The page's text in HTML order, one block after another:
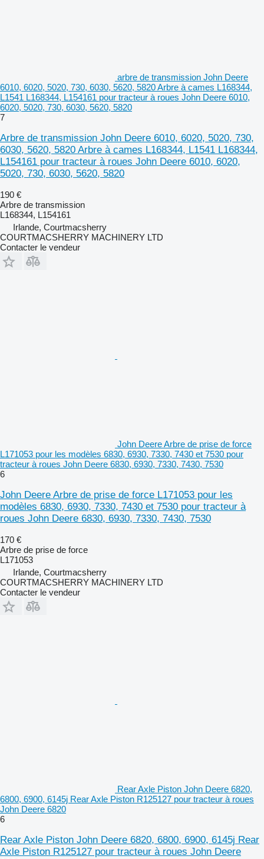
arbre de transmission John Deere
6010, 6020, 5020, 730, 6030, 5620, 5820 Arbre à cames L168344,
L1541 L168344, L154161 pour tracteur à roues John Deere 6010,
6020, 5020, 730, 6030, 5620, 5820
7
Arbre de transmission John Deere 6010, 6020, 5020, 730,
6030, 5620, 5820 Arbre à cames L168344, L1541 L168344,
L154161 pour tracteur à roues John Deere 6010, 6020,
5020, 730, 6030, 5620, 5820
190 €
Arbre de transmission
L168344, L154161
Irlande, Courtmacsherry
COURTMACSHERRY MACHINERY LTD
Contacter le vendeur
John Deere Arbre de prise de force
L171053 pour les modèles 6830, 6930, 7330, 7430 et 7530 pour
tracteur à roues John Deere 6830, 6930, 7330, 7430, 7530
6
John Deere Arbre de prise de force L171053 pour les
modèles 6830, 6930, 7330, 7430 et 7530 pour tracteur à
roues John Deere 6830, 6930, 7330, 7430, 7530
170 €
Arbre de prise de force
L171053
Irlande, Courtmacsherry
COURTMACSHERRY MACHINERY LTD
Contacter le vendeur
Rear Axle Piston John Deere 6820,
6800, 6900, 6145j Rear Axle Piston R125127 pour tracteur à roues
John Deere 6820
6
Rear Axle Piston John Deere 6820, 6800, 6900, 6145j Rear
Axle Piston R125127 pour tracteur à roues John Deere